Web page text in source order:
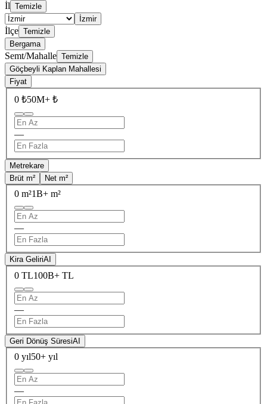
İl Temizle
İzmir
İlçe Temizle
Bergama
Semt/Mahalle Temizle
Göçbeyli Kaplan Mahallesi
Fiyat
0 ₺50M+ ₺
—
Metrekare
Brüt m²
Net m²
0 m²1B+ m²
—
Kira GeliriAI
0 TL100B+ TL
—
Geri Dönüş SüresiAI
0 yıl50+ yıl
—